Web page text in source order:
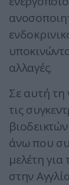
αλλαγές.
Σε αυτή τη
τις
άνω που
μελέτη
στην